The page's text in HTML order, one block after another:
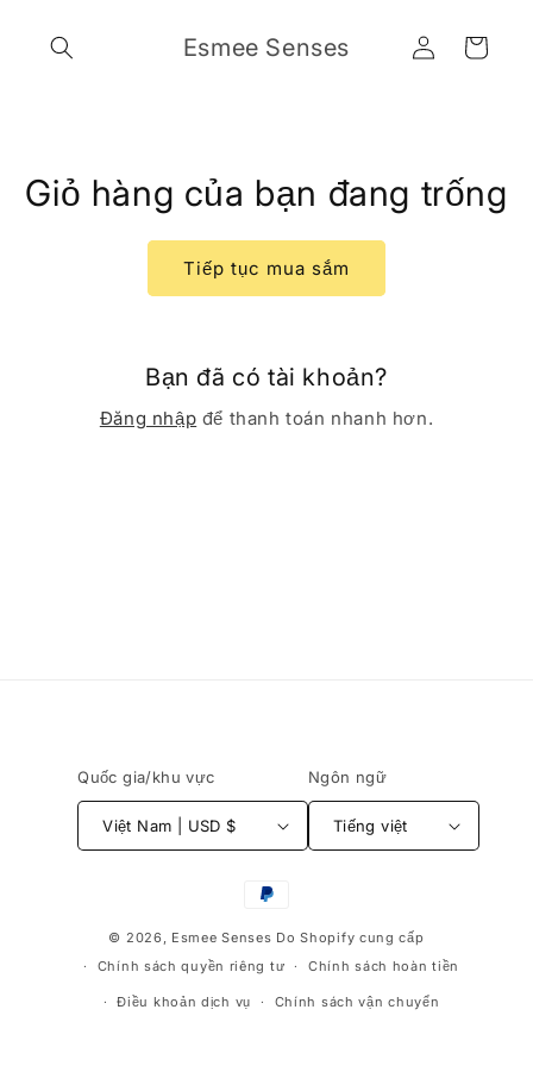
dung
Esmee Senses
Đăng
nhập
hàng
Giỏ hàng của bạn đang trống
Tiếp tục mua sắm
Bạn đã có tài khoản?
Đăng nhập để thanh toán nhanh hơn.
Quốc gia/khu vực
Việt Nam | USD $
Ngôn ngữ
Tiếng việt
Phương
thanh
toán
© 2026, Esmee Senses Do Shopify cung cấp
Chính sách quyền riêng tư
Chính sách hoàn tiền
Điều khoản dịch vụ Chính sách vận chuyển